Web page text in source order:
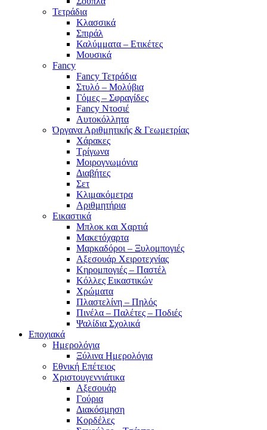
Τετράδια
Κλασσικά
Σπιράλ
Καλύμματα – Ετικέτες
Μουσικά
Fancy
Fancy Τετράδια
Στυλό – Μολύβια
Γόμες – Σφραγίδες
Fancy Ντοσιέ
Αυτοκόλλητα
Όργανα Αριθμητικής & Γεωμετρίας
Χάρακες
Τρίγωνα
Mοιρογνωμόνια
Διαβήτες
Σετ
Κλιμακόμετρα
Αριθμητήρια
Εικαστικά
Μπλοκ και Χαρτιά
Μακετόχαρτα
Μαρκαδόροι – Ξυλομπογιές
Αξεσουάρ Χειροτεχνίας
Κηρομπογιές – Παστέλ
Κόλλες Εικαστικών
Χρώματα
Πλαστελίνη – Πηλός
Πινέλα – Παλέτες – Ποδιές
Ψαλίδια Σχολικά
Εποχιακά
Ημερολόγια
Ξύλινα Ημερολόγια
Εθνική Επέτειος
Χριστουγεννιάτικα
Αξεσουάρ
Γούρια
Διακόσμηση
Κορδέλες